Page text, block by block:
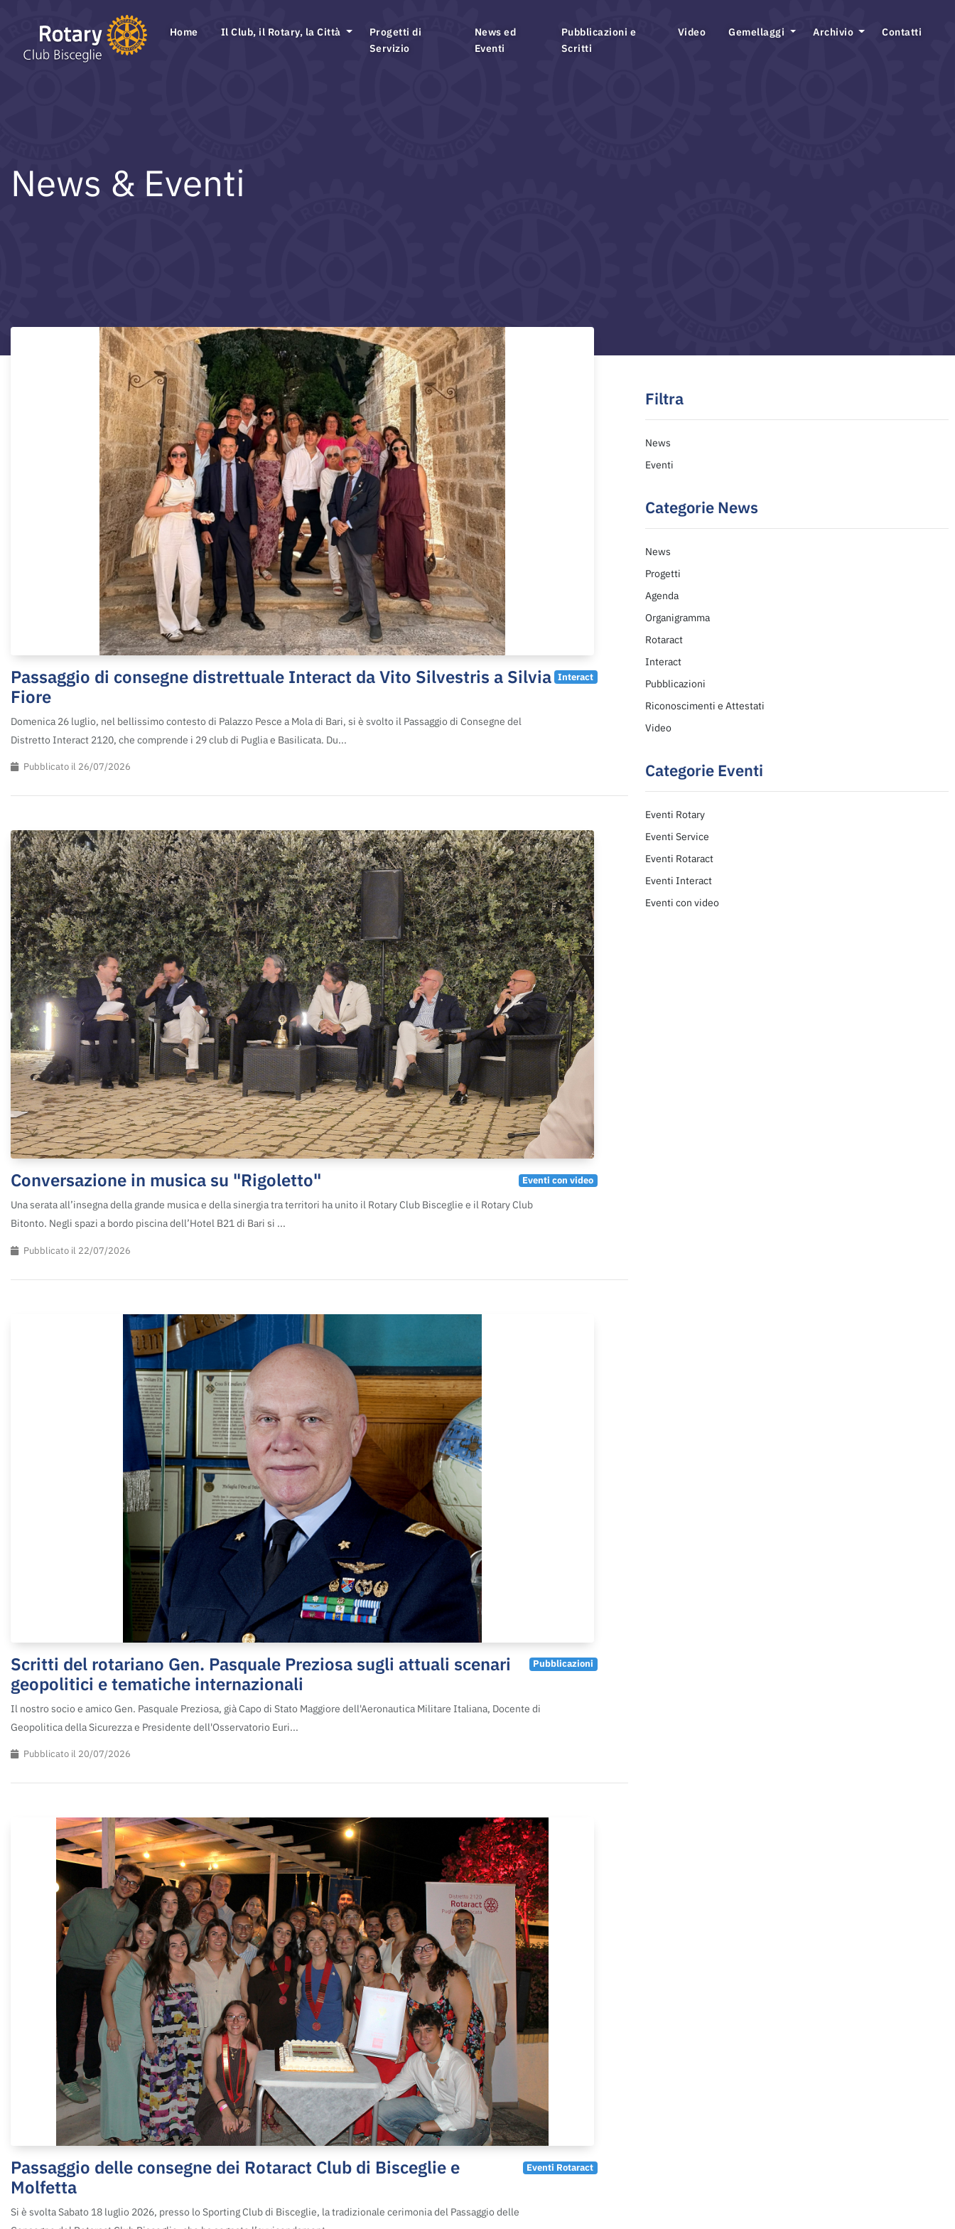
Home Il Club, il Rotary, la Città
Progetti di
Servizio
News ed
Eventi
Pubblicazioni e
Scritti
Video Gemellaggi Archivio Contatti
News & Eventi
Interact
Passaggio di consegne distrettuale Interact da Vito Silvestris a Silvia
Fiore
Domenica 26 luglio, nel bellissimo contesto di Palazzo Pesce a Mola di Bari, si è svolto il Passaggio di Consegne del
Distretto Interact 2120, che comprende i 29 club di Puglia e Basilicata. Du...
Pubblicato il 26/07/2026
Eventi con video
Conversazione in musica su "Rigoletto"
Una serata all’insegna della grande musica e della sinergia tra territori ha unito il Rotary Club Bisceglie e il Rotary Club
Bitonto. Negli spazi a bordo piscina dell’Hotel B21 di Bari si ...
Pubblicato il 22/07/2026
Pubblicazioni
Scritti del rotariano Gen. Pasquale Preziosa sugli attuali scenari
geopolitici e tematiche internazionali
Il nostro socio e amico Gen. Pasquale Preziosa, già Capo di Stato Maggiore dell'Aeronautica Militare Italiana, Docente di
Geopolitica della Sicurezza e Presidente dell'Osservatorio Euri...
Pubblicato il 20/07/2026
Eventi Rotaract
Passaggio delle consegne dei Rotaract Club di Bisceglie e
Molfetta
Si è svolta Sabato 18 luglio 2026, presso lo Sporting Club di Bisceglie, la tradizionale cerimonia del Passaggio delle
Filtra
News
Eventi
Categorie News
News
Progetti
Agenda
Organigramma
Rotaract
Interact
Pubblicazioni
Riconoscimenti e Attestati
Video
Categorie Eventi
Eventi Rotary
Eventi Service
Eventi Rotaract
Eventi Interact
Eventi con video